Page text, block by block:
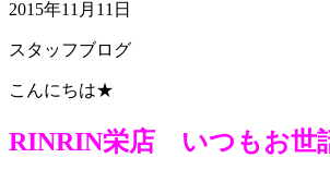
2015年11月11日
スタッフブログ
こんにちは★
RINRIN栄店 いつもお世